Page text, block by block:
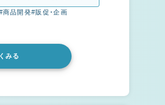
商品開発#販促・企画
みる